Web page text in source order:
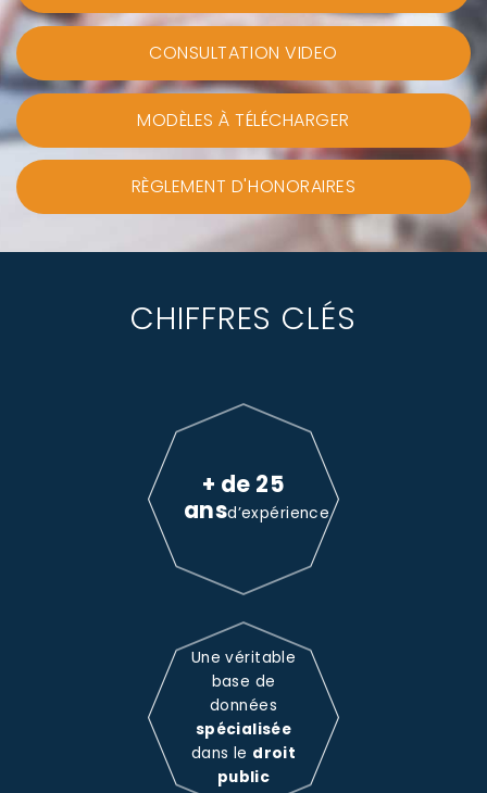
CONSULTATION VIDEO
MODÈLES À TÉLÉCHARGER
RÈGLEMENT D'HONORAIRES
CHIFFRES CLÉS
+ de 25
ansd’expérience
Une véritable
base de
données
spécialisée
dans le droit
public